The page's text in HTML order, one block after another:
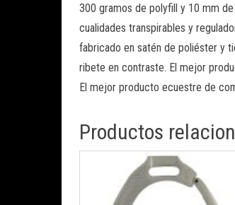
300 gramos de polyfill y 10 mm
cualidades transpirables y
fabricado en satén de poliéster y
ribete en contraste. El mejor
El mejor producto ecuestre de
Productos